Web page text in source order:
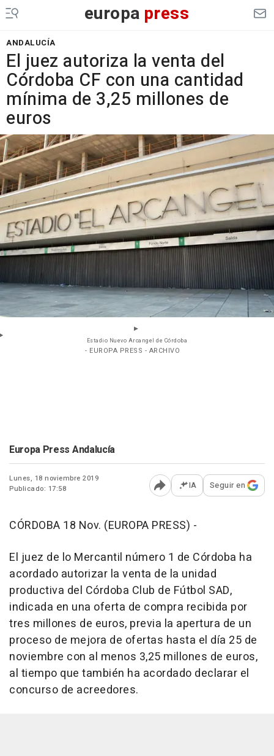
europa press
ANDALUCÍA
El juez autoriza la venta del
Córdoba CF con una cantidad
mínima de 3,25 millones de
euros
Estadio Nuevo Arcangel de Córdoba
- EUROPA PRESS - ARCHIVO
Europa Press Andalucía
Lunes, 18 noviembre 2019
Publicado: 17:58
Abrir opciones para
IA Seguir en
CÓRDOBA 18 Nov. (EUROPA PRESS) -
El juez de lo Mercantil número 1 de Córdoba ha
acordado autorizar la venta de la unidad
productiva del Córdoba Club de Fútbol SAD,
indicada en una oferta de compra recibida por
tres millones de euros, previa la apertura de un
proceso de mejora de ofertas hasta el día 25 de
noviembre con al menos 3,25 millones de euros,
al tiempo que también ha acordado declarar el
concurso de acreedores.